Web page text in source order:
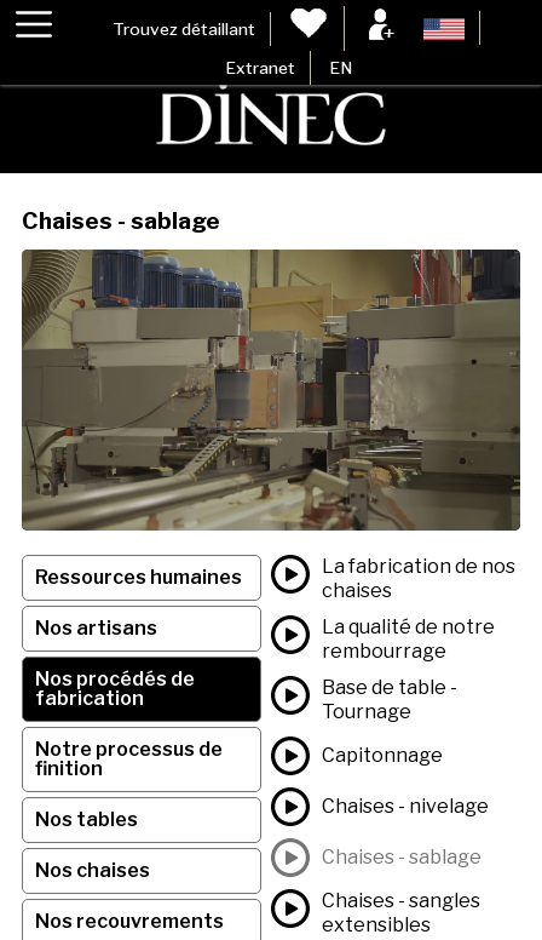
Trouvez détaillant
Extranet EN
Chaises - sablage
Ressources humaines
Nos artisans
Nos procédés de
fabrication
Notre processus de
finition
Nos tables
Nos chaises
Nos recouvrements
La fabrication de nos
chaises
La qualité de notre
rembourrage
Base de table -
Tournage
Capitonnage
Chaises - nivelage
Chaises - sablage
Chaises - sangles
extensibles